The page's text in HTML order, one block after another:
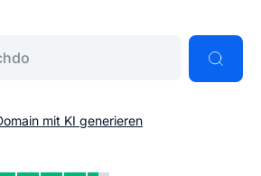
mit KI generieren